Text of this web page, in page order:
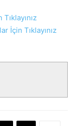
İçin Tıklayınız